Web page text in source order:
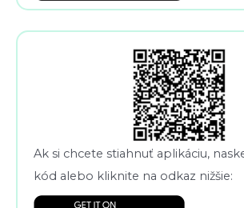
Ak si chcete stiahnuť aplikáciu,
kód alebo kliknite na odkaz nižšie: